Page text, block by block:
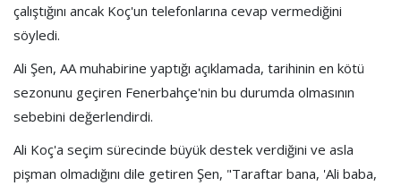
çalıştığını ancak Koç'un telefonlarına cevap vermediğini
söyledi.
Ali Şen, AA muhabirine yaptığı açıklamada, tarihinin en kötü
sezonunu geçiren Fenerbahçe'nin bu durumda olmasının
sebebini değerlendirdi.
Ali Koç'a seçim sürecinde büyük destek verdiğini ve asla
pişman olmadığını dile getiren Şen, "Taraftar bana, 'Ali baba,